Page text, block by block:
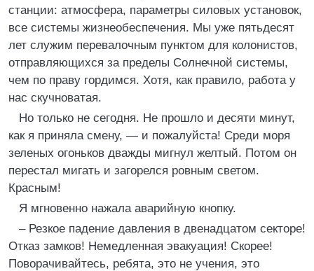
станции: атмосфера, параметры силовых установок,
все системы жизнеобеспечения. Мы уже пятьдесят
лет служим перевалочным пунктом для колонистов,
отправляющихся за пределы Солнечной системы,
чем по праву гордимся. Хотя, как правило, работа у
нас скучноватая.
Но только не сегодня. Не прошло и десяти минут,
как я приняла смену, — и пожалуйста! Среди моря
зеленых огоньков дважды мигнул желтый. Потом он
перестал мигать и загорелся ровным светом.
Красным!
Я мгновенно нажала аварийную кнопку.
– Резкое падение давления в двенадцатом секторе!
Отказ замков! Немедленная эвакуация! Скорее!
Поворачивайтесь, ребята, это не учения, это